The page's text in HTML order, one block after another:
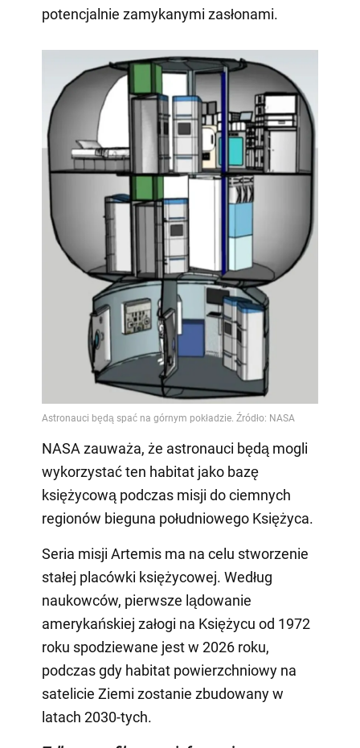
potencjalnie zamykanymi zasłonami.
NASA zauważa, że astronauci będą mogli
wykorzystać ten habitat jako bazę
księżycową podczas misji do ciemnych
regionów bieguna południowego Księżyca.
Seria misji Artemis ma na celu stworzenie
stałej placówki księżycowej. Według
naukowców, pierwsze lądowanie
amerykańskiej załogi na Księżycu od 1972
roku spodziewane jest w 2026 roku,
podczas gdy habitat powierzchniowy na
satelicie Ziemi zostanie zbudowany w
latach 2030-tych.